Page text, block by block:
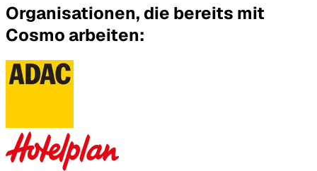
Organisationen, die bereits mit
Cosmo arbeiten: